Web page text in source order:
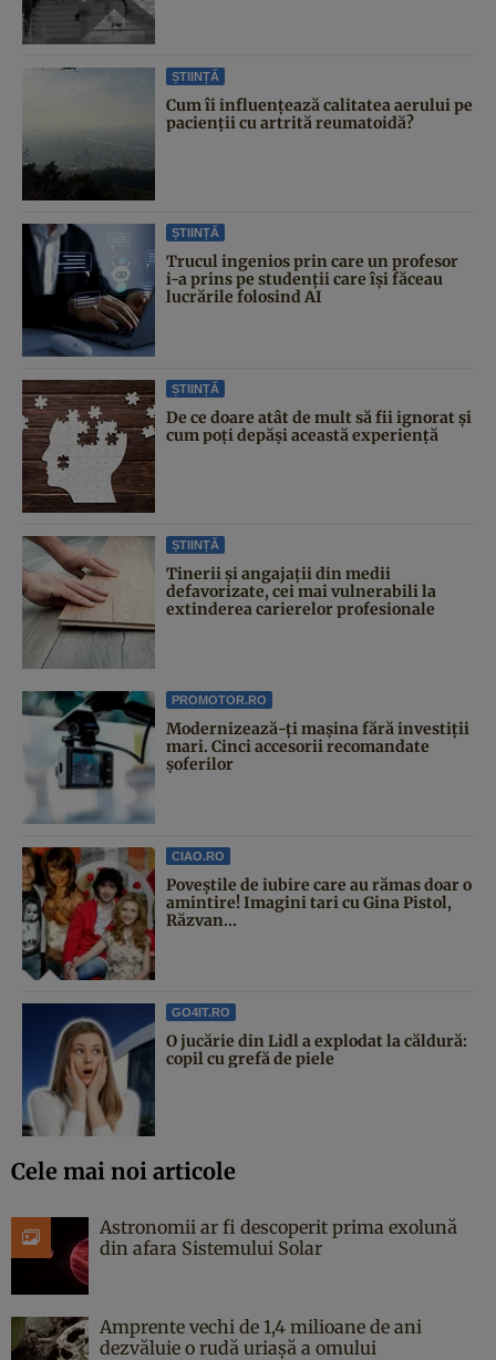
ȘTIINȚĂ
Cum îi influențează calitatea aerului pe
pacienții cu artrită reumatoidă?
ȘTIINȚĂ
Trucul ingenios prin care un profesor
i-a prins pe studenții care își făceau
lucrările folosind AI
ȘTIINȚĂ
De ce doare atât de mult să fii ignorat și
cum poți depăși această experiență
ȘTIINȚĂ
Tinerii și angajații din medii
defavorizate, cei mai vulnerabili la
extinderea carierelor profesionale
PROMOTOR.RO
Modernizează-ți mașina fără investiții
mari. Cinci accesorii recomandate
șoferilor
CIAO.RO
Poveştile de iubire care au rămas doar o
amintire! Imagini tari cu Gina Pistol,
Răzvan...
GO4IT.RO
O jucărie din Lidl a explodat la căldură:
copil cu grefă de piele
Cele mai noi articole
Astronomii ar fi descoperit prima exolună
din afara Sistemului Solar
Amprente vechi de 1,4 milioane de ani
dezvăluie o rudă uriașă a omului